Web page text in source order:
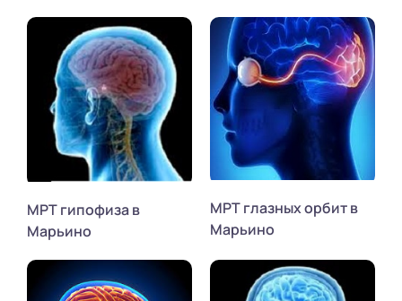
МРТ гипофиза в
Марьино
МРТ глазных орбит в
Марьино